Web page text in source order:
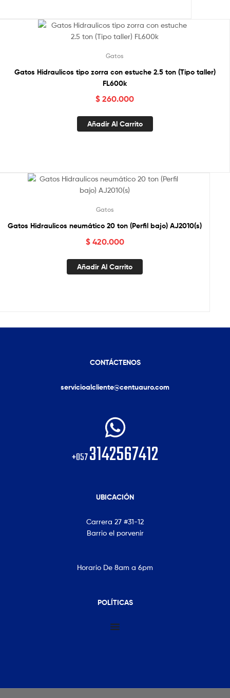
Gatos
Gatos Hidraulicos tipo zorra con estuche 2.5 ton (Tipo taller)
FL600k
$ 260.000
Añadir Al Carrito
Gatos
Gatos Hidraulicos neumático 20 ton (Perfil bajo) AJ2010(s)
$420.000
Añadir Al Carrito
CONTÁCTENOS
servicioalcliente@centuauro.com
+0573142567412
UBICACIÓN
Carrera 27 #31-12
Barrio el porvenir
Horario De 8am a 6pm
POLÍTICAS